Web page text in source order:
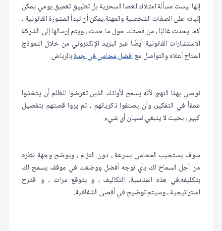
إنها ليست مسألة امتلاك العصا السحرية بل تطبيق تعميق يومي يمكن
إثباته على الصفات الشخصية والمهنة.يمكن أن تبدأ المشورة القانونية ،
كما يحدث غالبًا ، من قصتك حول ما حدث ، ويتم إرسالها إلى الشركة
الاستشارات القانونية أيضًا عبر البريد الإلكتروني من خلال النموذج
المتاح أعلاه والتواصل معافضل محامي في جدةبالرياض.
نوصي بهذا النهج لأنه يسمح لأولئك الذين تعرضوا للظلم أن يتخذوا
عمقاٌ في التفكير، وأن يصنفوا ذكرياتهم ، ثم يروا قصتهم بتفصيل
كبير ، بحيث لا ينبغي نسيان أي شيء.
سوف يستجيب المحامي بسرعة ، دون التزام ، ويوضح وجهة نظره
من أجل السماح لك بأي توجه أفضل ووضعك في موقف يسمح لك
بتكليفه.في هذه المناسبة، التكاليف ، و يتوقع مرات ، و اقترح
استراتيجية ، وسيتم توضيح في أقصى الشفافية.